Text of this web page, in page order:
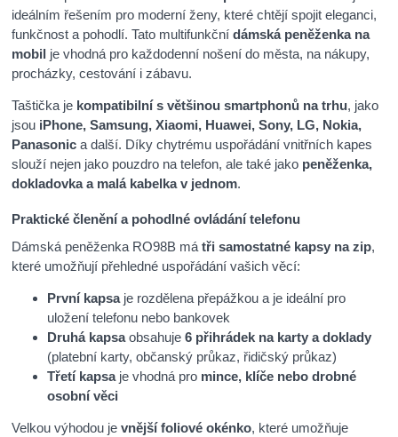
ideálním řešením pro moderní ženy, které chtějí spojit eleganci,
funkčnost a pohodlí. Tato multifunkčnídámská peněženka na
mobil je vhodná pro každodenní nošení do města, na nákupy,
procházky, cestování i zábavu.
Taštička je kompatibilní s většinou smartphonů na trhu, jako
jsou iPhone, Samsung, Xiaomi, Huawei, Sony, LG, Nokia,
Panasonic a další. Díky chytrému uspořádání vnitřních kapes
slouží nejen jako pouzdro na telefon, ale také jako peněženka,
dokladovka a malá kabelka v jednom.
Praktické členění a pohodlné ovládání telefonu
Dámská peněženka RO98B mátři samostatné kapsy na zip,
které umožňují přehledné uspořádání vašich věcí:
První kapsaje rozdělena přepážkou a je ideální pro
uložení telefonu nebo bankovek
Druhá kapsaobsahuje6 přihrádek na karty a doklady
(platební karty, občanský průkaz, řidičský průkaz)
Třetí kapsaje vhodná pro mince, klíče nebo drobné
osobní věci
Velkou výhodou jevnější foliové okénko, které umožňuje